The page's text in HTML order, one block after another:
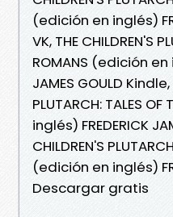
(edición en inglés)
VK, THE CHILDREN'S
ROMANS (edición en
JAMES GOULD Kindle,
PLUTARCH: TALES
inglés) FREDERICK
CHILDREN'S
(edición en inglés)
Descargar gratis